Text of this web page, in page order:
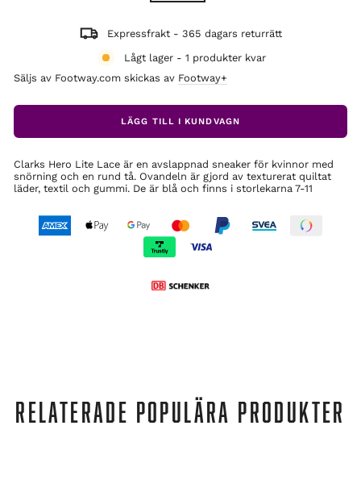
Expressfrakt - 365 dagars returrätt
Lågt lager - 1 produkter kvar
Säljs av Footway.com skickas av Footway+
LÄGG TILL I KUNDVAGN
Clarks Hero Lite Lace är en avslappnad sneaker för kvinnor med
snörning och en rund tå. Ovandeln är gjord av texturerat quiltat
läder, textil och gummi. De är blå och finns i storlekarna 7-11
RELATERADE POPULÄRA PRODUKTER